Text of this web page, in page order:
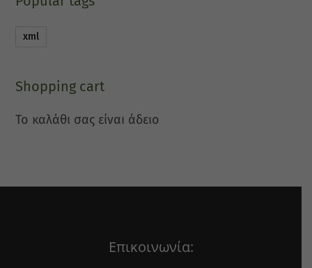
xml
Shopping cart
Το καλάθι σας είναι άδειο
Επικοινωνία: